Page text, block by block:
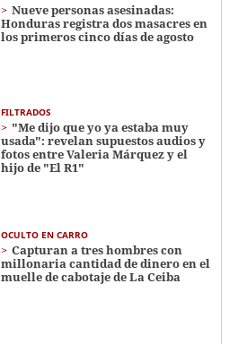
Nueve personas asesinadas:
Honduras registra dos masacres en
los primeros cinco días de agosto
FILTRADOS
"Me dijo que yo ya estaba muy
usada": revelan supuestos audios y
fotos entre Valeria Márquez y el
hijo de "El R1"
OCULTO EN CARRO
Capturan a tres hombres con
millonaria cantidad de dinero en el
muelle de cabotaje de La Ceiba